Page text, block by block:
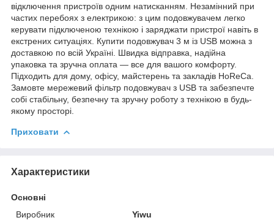
відключення пристроїв одним натисканням. Незамінний при
частих перебоях з електрикою: з цим подовжувачем легко
керувати підключеною технікою і заряджати пристрої навіть в
екстрених ситуаціях. Купити подовжувач 3 м із USB можна з
доставкою по всій Україні. Швидка відправка, надійна
упаковка та зручна оплата — все для вашого комфорту.
Підходить для дому, офісу, майстерень та закладів HoReCa.
Замовте мережевий фільтр подовжувач з USB та забезпечте
собі стабільну, безпечну та зручну роботу з технікою в будь-
якому просторі.
Приховати
Характеристики
Основні
Виробник
Yiwu